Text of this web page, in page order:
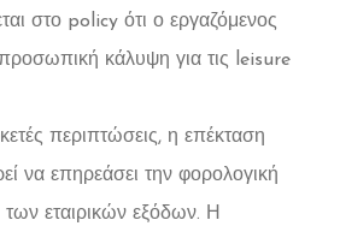
στο policy ότι ο εργαζόμενος
κάλυψη για τις leisure
περιπτώσεις, η επέκταση
να επηρεάσει την φορολογική
των εταιρικών εξόδων. Η